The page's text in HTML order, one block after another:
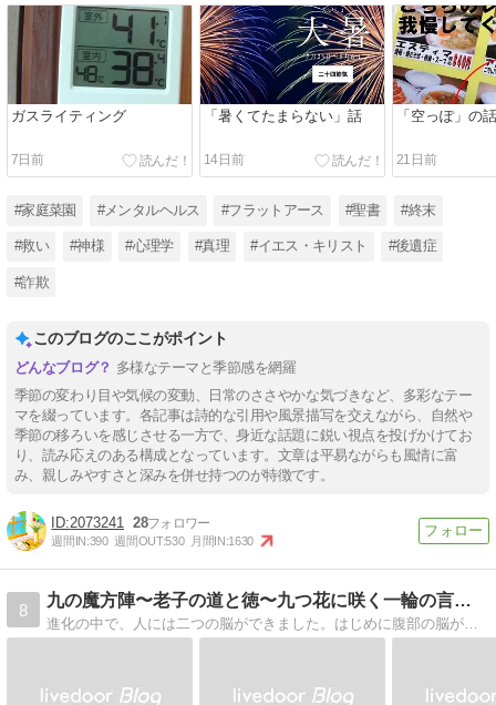
ガスライティング
7日前
「暑くてたまらない」話
14日前
「空っぽ」の話
21日前
#家庭菜園 #メンタルヘルス #フラットアース #聖書 #終末
#救い #神様 #心理学 #真理 #イエス・キリスト #後遺症
#詐欺
このブログのここがポイント
多様なテーマと季節感を網羅
季節の変わり目や気候の変動、日常のささやかな気づきなど、多彩なテー
マを綴っています。各記事は詩的な引用や風景描写を交えながら、自然や
季節の移ろいを感じさせる一方で、身近な話題に鋭い視点を投げかけてお
り、読み応えのある構成となっています。文章は平易ながらも風情に富
み、親しみやすさと深みを併せ持つのが特徴です。
2073241 28
週間IN:390 週間OUT:530 月間IN:1630
8
九の魔方陣〜老子の道と徳〜九つ花に咲く一輪の言霊の経綸
進化の中で、人には二つの脳ができました。はじめに腹部の脳ができました。腹部の脳が、第一の脳であり、主です。次にできたのは頭部の脳で、第二の脳であり、従です。よって、第一の脳である「腹部の脳」の「直感」の徳を「主」にします。